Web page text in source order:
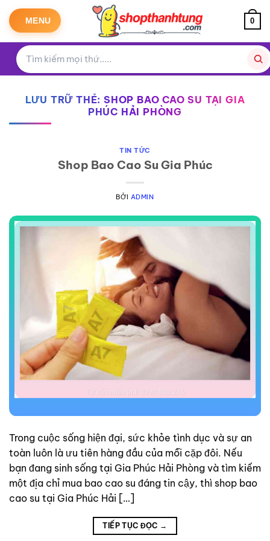
qua
dung
MENU 0
LƯU TRỮ THẺ: SHOP BAO CAO SU TẠI GIA
PHÚC HẢI PHÒNG
TIN TỨC
Shop Bao Cao Su Gia Phúc
BỞI ADMIN
Trong cuộc sống hiện đại, sức khỏe tình dục và sự an
toàn luôn là ưu tiên hàng đầu của mỗi cặp đôi. Nếu
bạn đang sinh sống tại Gia Phúc Hải Phòng và tìm kiếm
một địa chỉ mua bao cao su đáng tin cậy, thì shop bao
cao su tại Gia Phúc Hải […]
TIẾP TỤC ĐỌC →